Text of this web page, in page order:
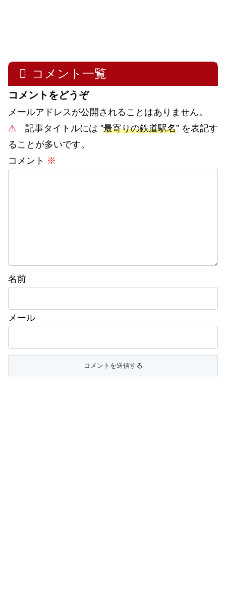
コメント一覧
コメントをどうぞ
メールアドレスが公開されることはありません。
⚠ 記事タイトルには ”最寄りの鉄道駅名” を表記す
ることが多いです。
コメント ※
名前
メール